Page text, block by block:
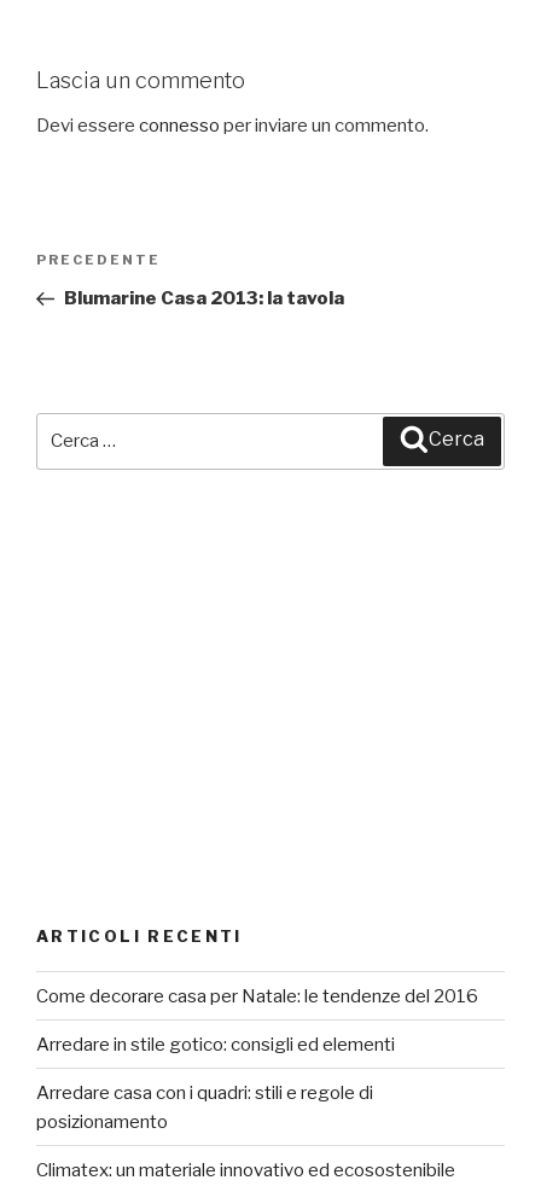
Lascia un commento
Devi essere connesso per inviare un commento.
Navigazione
Articolo
precedente:
PRECEDENTE
Blumarine Casa 2013: la tavola
Cerca
ARTICOLI RECENTI
Come decorare casa per Natale: le tendenze del 2016
Arredare in stile gotico: consigli ed elementi
Arredare casa con i quadri: stili e regole di
posizionamento
Climatex: un materiale innovativo ed ecosostenibile